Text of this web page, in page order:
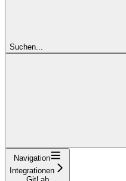
Suchen...
Navigation
Integrationen